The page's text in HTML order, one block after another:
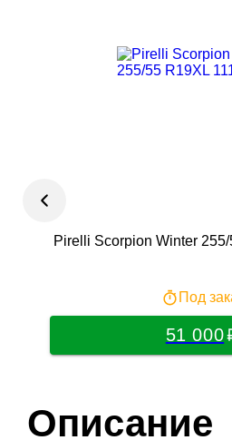
Pirelli Scorpion Winter
Под
51 000
Описание